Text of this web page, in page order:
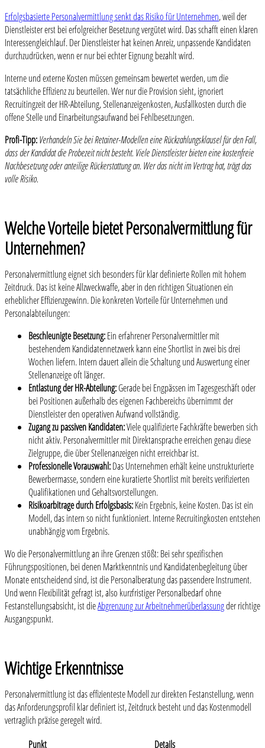
Erfolgsbasierte Personalvermittlung senkt das Risiko für Unternehmen, weil der
Dienstleister erst bei erfolgreicher Besetzung vergütet wird. Das schafft einen klaren
Interessengleichlauf. Der Dienstleister hat keinen Anreiz, unpassende Kandidaten
durchzudrücken, wenn er nur bei echter Eignung bezahlt wird.
Interne und externe Kosten müssen gemeinsam bewertet werden, um die
tatsächliche Effizienz zu beurteilen. Wer nur die Provision sieht, ignoriert
Recruitingzeit der HR-Abteilung, Stellenanzeigenkosten, Ausfallkosten durch die
offene Stelle und Einarbeitungsaufwand bei Fehlbesetzungen.
Profi-Tipp:Verhandeln Sie bei Retainer-Modellen eine Rückzahlungsklausel für den Fall,
dass der Kandidat die Probezeit nicht besteht. Viele Dienstleister bieten eine kostenfreie
Nachbesetzung oder anteilige Rückerstattung an. Wer das nicht im Vertrag hat, trägt das
volle Risiko.
Welche Vorteile bietet Personalvermittlung für
Unternehmen?
Personalvermittlung eignet sich besonders für klar definierte Rollen mit hohem
Zeitdruck. Das ist keine Allzweckwaffe, aber in den richtigen Situationen ein
erheblicher Effizienzgewinn. Die konkreten Vorteile für Unternehmen und
Personalabteilungen:
Beschleunigte Besetzung:Ein erfahrener Personalvermittler mit
bestehendem Kandidatennetzwerk kann eine Shortlist in zwei bis drei
Wochen liefern. Intern dauert allein die Schaltung und Auswertung einer
Stellenanzeige oft länger.
Entlastung der HR-Abteilung:Gerade bei Engpässen im Tagesgeschäft oder
bei Positionen außerhalb des eigenen Fachbereichs übernimmt der
Dienstleister den operativen Aufwand vollständig.
Zugang zu passiven Kandidaten:Viele qualifizierte Fachkräfte bewerben sich
nicht aktiv. Personalvermittler mit Direktansprache erreichen genau diese
Zielgruppe, die über Stellenanzeigen nicht erreichbar ist.
Professionelle Vorauswahl:Das Unternehmen erhält keine unstrukturierte
Bewerbermasse, sondern eine kuratierte Shortlist mit bereits verifizierten
Qualifikationen und Gehaltsvorstellungen.
Risikoarbitrage durch Erfolgsbasis:Kein Ergebnis, keine Kosten. Das ist ein
Modell, das intern so nicht funktioniert. Interne Recruitingkosten entstehen
unabhängig vom Ergebnis.
Wo die Personalvermittlung an ihre Grenzen stößt: Bei sehr spezifischen
Führungspositionen, bei denen Marktkenntnis und Kandidatenbegleitung über
Monate entscheidend sind, ist die Personalberatung das passendere Instrument.
Und wenn Flexibilität gefragt ist, also kurzfristiger Personalbedarf ohne
Festanstellungsabsicht, ist dieAbgrenzung zur Arbeitnehmerüberlassungder richtige
Ausgangspunkt.
Wichtige Erkenntnisse
Personalvermittlung ist das effizienteste Modell zur direkten Festanstellung, wenn
das Anforderungsprofil klar definiert ist, Zeitdruck besteht und das Kostenmodell
vertraglich präzise geregelt wird.
Punkt
Details